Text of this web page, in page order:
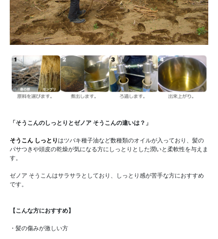
「そうこんのしっとりとゼノア そうこんの違いは？」
そうこん しっとりはツバキ種子油など数種類のオイルが入っており、髪の
パサつきや頭皮の乾燥が気になる方にしっとりとした潤いと柔軟性を与えま
す。
ゼノア そうこんはサラサラとしており、しっとり感が苦手な方におすすめ
です。
【こんな方におすすめ】
・髪の傷みが激しい方